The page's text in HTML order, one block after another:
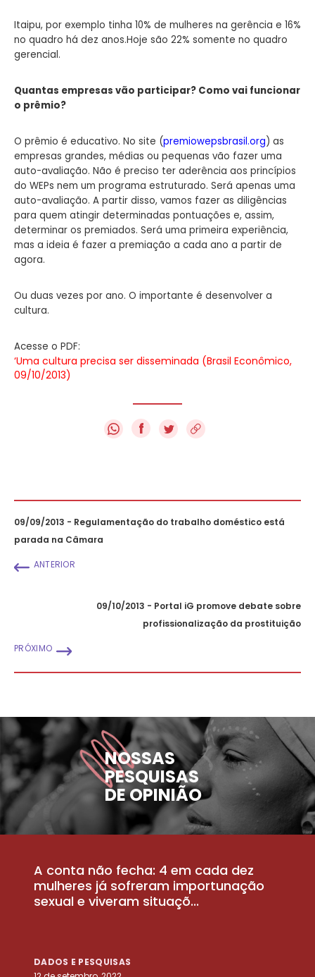
Itaipu, por exemplo tinha 10% de mulheres na gerência e 16%
no quadro há dez anos.Hoje são 22% somente no quadro
gerencial.
Quantas empresas vão participar? Como vai funcionar
o prêmio?
O prêmio é educativo. No site (premiowepsbrasil.org) as
empresas grandes, médias ou pequenas vão fazer uma
auto-avaliação. Não é preciso ter aderência aos princípios
do WEPs nem um programa estruturado. Será apenas uma
auto-avaliação. A partir disso, vamos fazer as diligências
para quem atingir determinadas pontuações e, assim,
determinar os premiados. Será uma primeira experiência,
mas a ideia é fazer a premiação a cada ano a partir de
agora.
Ou duas vezes por ano. O importante é desenvolver a
cultura.
Acesse o PDF:
‘Uma cultura precisa ser disseminada (Brasil Econômico,
09/10/2013)
f
09/09/2013 - Regulamentação do trabalho doméstico está
parada na Câmara
ANTERIOR
09/10/2013 - Portal iG promove debate sobre
profissionalização da prostituição
PRÓXIMO
NOSSAS
PESQUISAS
DE OPINIÃO
A conta não fecha: 4 em cada dez
mulheres já sofreram importunação
sexual e viveram situaçõ...
DADOS E PESQUISAS